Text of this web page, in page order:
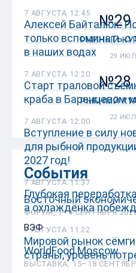
7 АВГУСТА 12:45
Алексей Байталюк:
только вспоминать о
в наших водах
7 АВГУСТА 12:20
Старт траловой
краба в Баренцевом
7 АВГУСТА 12:00
Вступление в силу
для рыбной
2027 год!
7 АВГУСТА 11:37
Глубокая
а охлаждёнка
7 АВГУСТА 11:22
Мировой рынок
страны, уровень
№29
РЫБНЫЙ
29
№28
РЫБНЫЙ
22
События
Восточный
ФОРУМ, 1–4 СЕНТЯБРЯ
ВЭФ
WorldFood Moscow
ВЫСТАВКА, 15–18